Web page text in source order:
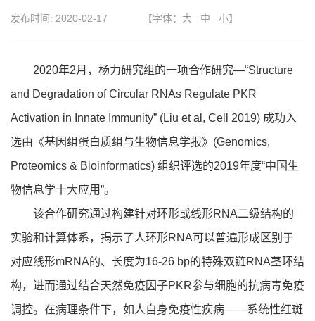
发布时间: 2020-02-17 【字体： 大 中 小】
2020年2月，杨力研究组的一项合作研究—“Structure
and Degradation of Circular RNAs Regulate PKR
Activation in Innate Immunity” (Liu et al, Cell 2019) 成功入
选由《基因组蛋白质组与生物信息学报》(Genomics,
Proteomics & Bioinformatics) 组织评选的2019年度“中国生
物信息学十大应用”。
该合作研究通过构建针对环形或线形RNA二级结构的
实验和计算体系，揭示了人环形RNA可以普遍形成区别于
对应线形mRNA的、长度为16-26 bp的特殊双链RNA茎环结
构，进而通过结合天然免疫因子PKR参与细胞的抗病毒免疫
调控。在病理条件下，如人自身免疫性疾病——系统性红斑